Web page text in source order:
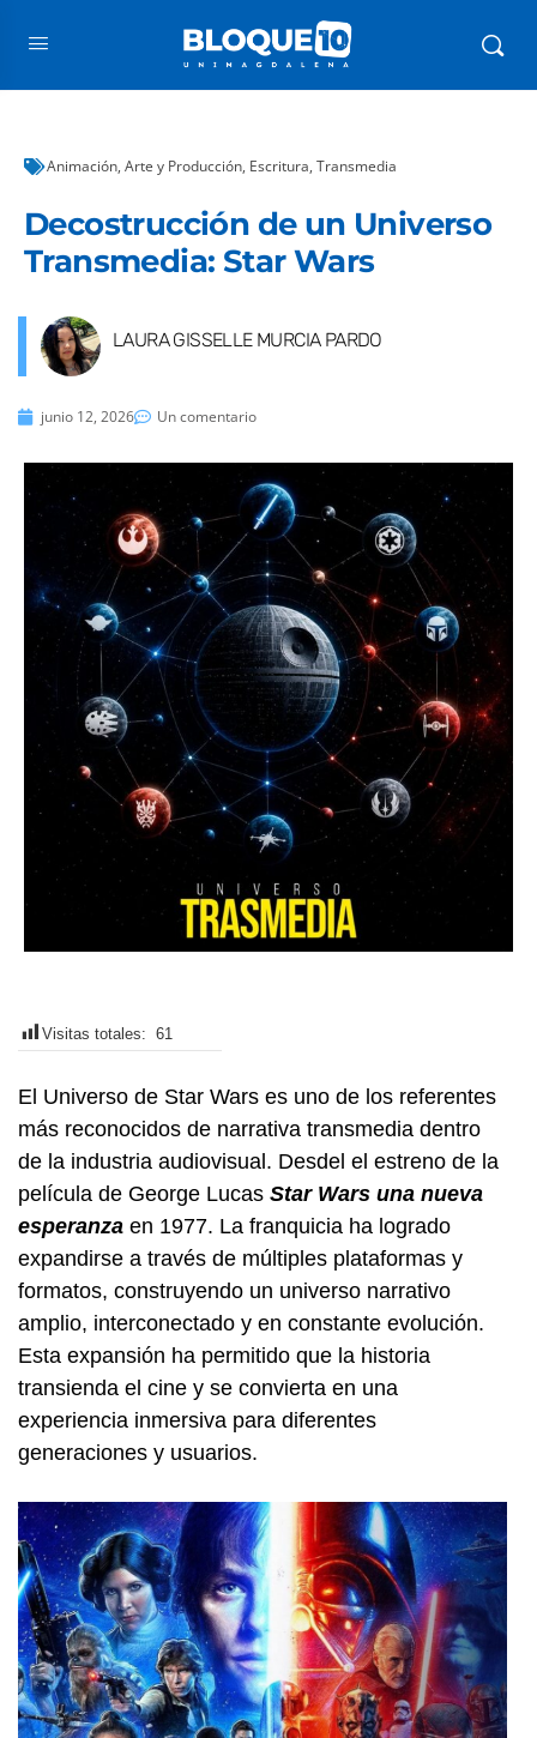
Animación, Arte y Producción, Escritura, Transmedia
Decostrucción de un Universo
Transmedia: Star Wars
LAURA GISSELLE MURCIA PARDO
junio 12, 2026 Un comentario
Visitas totales: 61
El Universo de Star Wars es uno de los referentes
más reconocidos de narrativa transmedia dentro
de la industria audiovisual. Desdel el estreno de la
película de George Lucas Star Wars una nueva
esperanza en 1977. La franquicia ha logrado
expandirse a través de múltiples plataformas y
formatos, construyendo un universo narrativo
amplio, interconectado y en constante evolución.
Esta expansión ha permitido que la historia
transienda el cine y se convierta en una
experiencia inmersiva para diferentes
generaciones y usuarios.